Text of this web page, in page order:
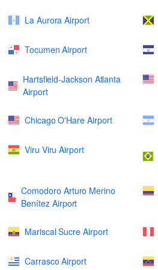
La Aurora Airport
Tocumen Airport
Hartsfield-Jackson Atlanta
Airport
Chicago O'Hare Airport
Viru Viru Airport
Comodoro Arturo Merino
Benítez Airport
Mariscal Sucre Airport
Carrasco Airport